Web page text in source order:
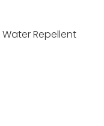
Water Repellent